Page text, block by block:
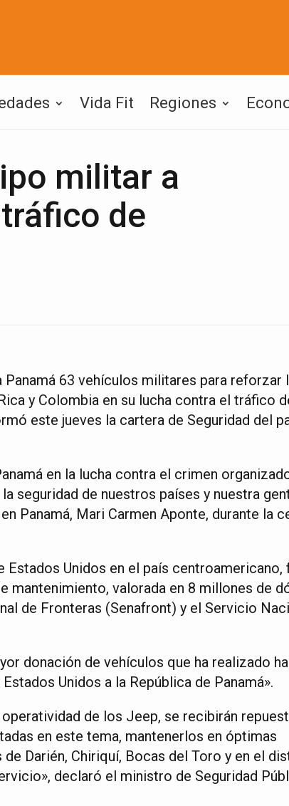
Vida Fit Regiones
militar a
de
63 vehículos militares para reforzar
y Colombia en su lucha contra el tráfico
este jueves la cartera de Seguridad del
en la lucha contra el crimen
seguridad de nuestros países y nuestra
Panamá, Mari Carmen Aponte, durante la
Estados Unidos en el país centroamericano,
mantenimiento, valorada en 8 millones de
de Fronteras (Senafront) y el Servicio
donación de vehículos que ha realizado
Unidos a la República de Panamá».
de los Jeep, se recibirán
en este tema, mantenerlos en óptimas
Darién, Chiriquí, Bocas del Toro y en el
declaró el ministro de Seguridad